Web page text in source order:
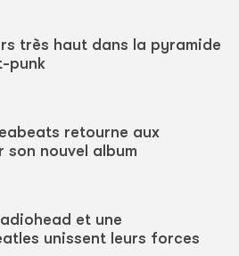
très haut dans la pyramide
punk
retourne aux
son nouvel album
et une
unissent leurs forces